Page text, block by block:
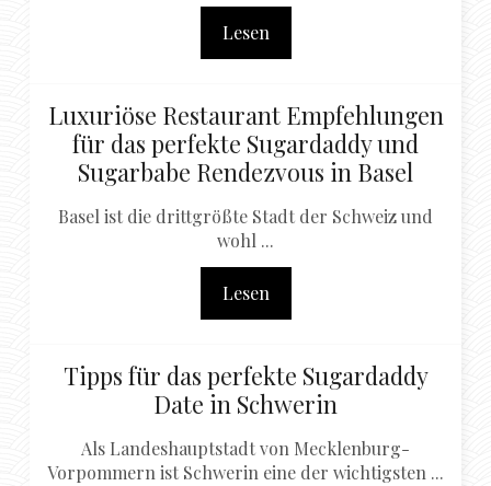
Lesen
Luxuriöse Restaurant Empfehlungen
für das perfekte Sugardaddy und
Sugarbabe Rendezvous in Basel
Basel ist die drittgrößte Stadt der Schweiz und
wohl ...
Lesen
Tipps für das perfekte Sugardaddy
Date in Schwerin
Als Landeshauptstadt von Mecklenburg-
Vorpommern ist Schwerin eine der wichtigsten ...